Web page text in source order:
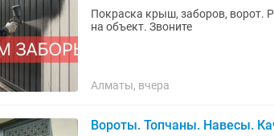
Покраска крыш, заборов, ворот.
на объект. Звоните
Алматы, вчера
Вороты. Топчаны. Навесы.